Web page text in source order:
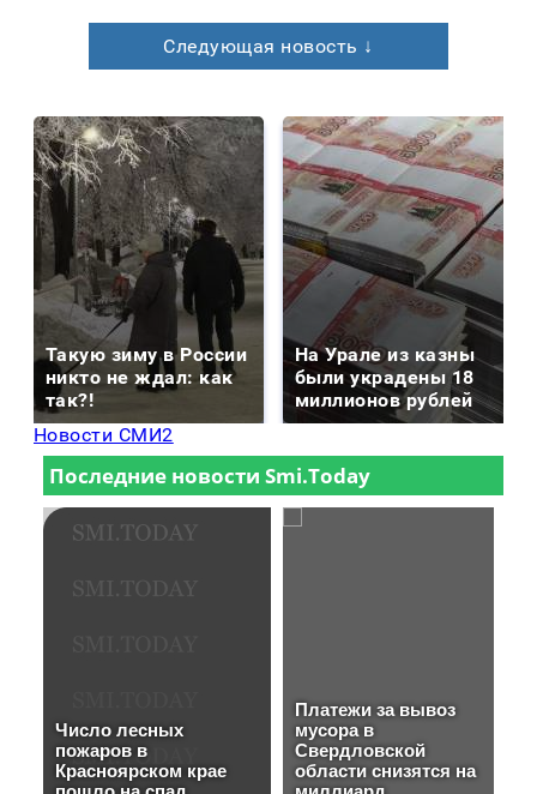
Следующая новость ↓
Такую зиму в России
никто не ждал: как
так?!
На Урале из казны
были украдены 18
миллионов рублей
Новости СМИ2